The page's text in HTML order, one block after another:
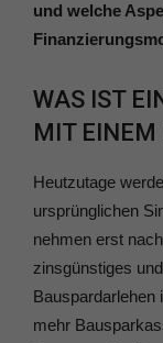
und welche
WAS IST
MIT EINEM
Heutzutage
ursprünglichen
nehmen erst
zinsgünstiges
Bauspardarlehen
mehr